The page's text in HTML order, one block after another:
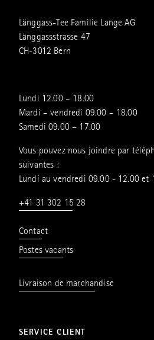
Länggass-Tee Familie Lange AG
Länggassstrasse 47
CH-3012 Bern
Lundi 12.00 – 18.00
Mardi – vendredi 09.00 – 18.00
Samedi 09.00 – 17.00
Vous pouvez nous joindre par
suivantes :
Lundi au vendredi 09.00 - 12.00 et
+41 31 302 15 28
Contact
Postes vacants
Livraison de marchandise
SERVICE CLIENT